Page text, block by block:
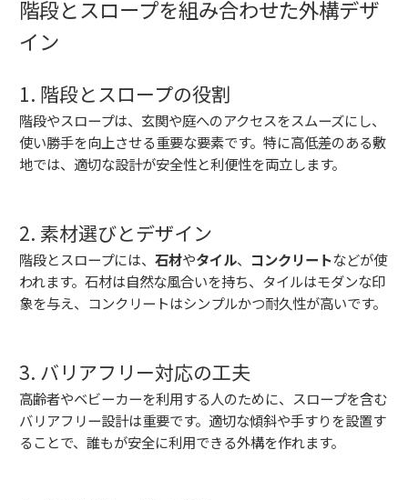
階段とスロープを組み合わせた外構デザ
イン
1. 階段とスロープの役割
階段やスロープは、玄関や庭へのアクセスをスムーズにし、
使い勝手を向上させる重要な要素です。特に高低差のある敷
地では、適切な設計が安全性と利便性を両立します。
2. 素材選びとデザイン
階段とスロープには、 石材やタイル、 コンクリートなどが使
われます。石材は自然な風合いを持ち、タイルはモダンな印
象を与え、コンクリートはシンプルかつ耐久性が高いです。
3. バリアフリー対応の工夫
高齢者やベビーカーを利用する人のために、スロープを含む
バリアフリー設計は重要です。適切な傾斜や手すりを設置す
ることで、誰もが安全に利用できる外構を作れます。